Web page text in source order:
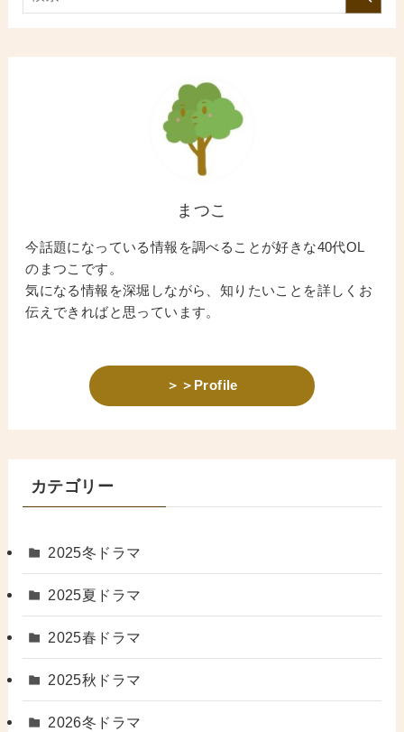
まつこ
今話題になっている情報を調べることが好きな40代OL
のまつこです。
気になる情報を深堀しながら、知りたいことを詳しくお
伝えできればと思っています。
＞＞Profile
カテゴリー
2025冬ドラマ
2025夏ドラマ
2025春ドラマ
2025秋ドラマ
2026冬ドラマ